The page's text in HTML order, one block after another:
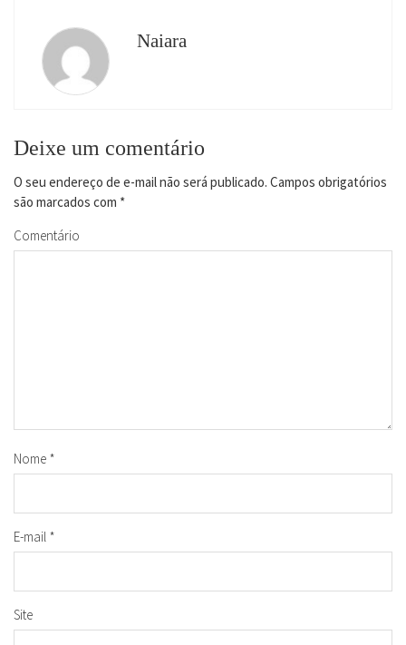
Naiara
Deixe um comentário
O seu endereço de e-mail não será publicado. Campos obrigatórios
são marcados com *
Comentário
Nome *
E-mail *
Site